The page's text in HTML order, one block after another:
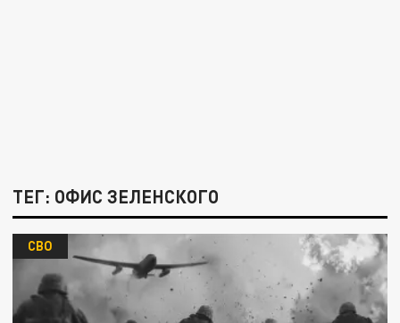
ТЕГ: ОФИС ЗЕЛЕНСКОГО
СВО